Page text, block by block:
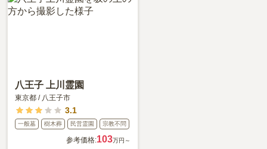
んあります。」といったお声をいただいております。
八王子 上川霊園
東京都 / 八王子市
3.1
一般墓 樹木葬 民営霊園 宗教不問
参考価格:103万円～